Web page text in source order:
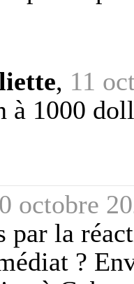
, 11
à 1000
octobre
par la
?